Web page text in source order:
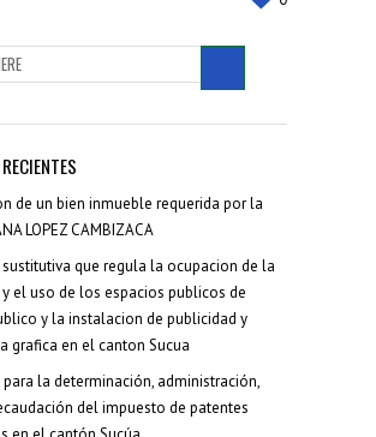
de un bien inmueble requerida por la
LOPEZ CAMBIZACA
que regula la ocupacion de la
el uso de los espacios publicos de
y la instalacion de publicidad y
grafica en el canton Sucua
para la determinación, administración,
del impuesto de patentes